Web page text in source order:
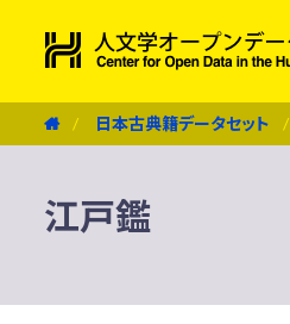
日本古典籍データセット
江戸鑑